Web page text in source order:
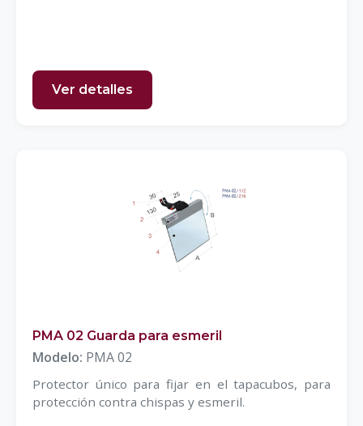
Ver detalles
PMA 02 Guarda para esmeril
Modelo: PMA 02
Protector único para fijar en el tapacubos, para
protección contra chispas y esmeril.